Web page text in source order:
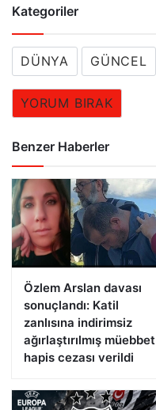
Kategoriler
DÜNYA GÜNCEL
YORUM BIRAK
Benzer Haberler
Özlem Arslan davası
sonuçlandı: Katil
zanlısına indirimsiz
ağırlaştırılmış müebbet
hapis cezası verildi